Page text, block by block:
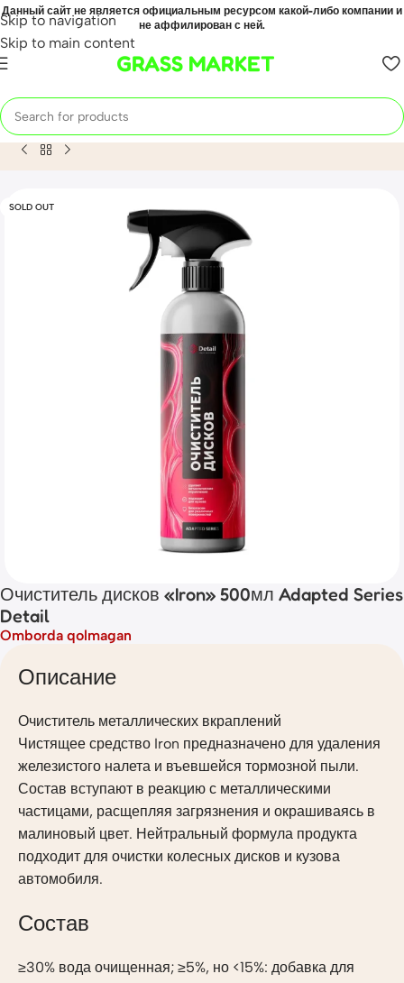
Skip to navigation
Skip to main content
Данный сайт не является официальным ресурсом какой-либо компании и
не аффилирован с ней.
GRASS MARKET
Home Mahsulot Очиститель дисков «Iron» 500мл
SOLD OUT
Очиститель дисков «Iron» 500мл Adapted Series
Detail
Omborda qolmagan
Описание
Очиститель металлических вкраплений
Чистящее средство Iron предназначено для удаления
железистого налета и въевшейся тормозной пыли.
Состав вступают в реакцию с металлическими
частицами, расщепляя загрязнения и окрашиваясь в
малиновый цвет. Нейтральный формула продукта
подходит для очистки колесных дисков и кузова
автомобиля.
Состав
≥30% вода очищенная; ≥5%, но <15%: добавка для